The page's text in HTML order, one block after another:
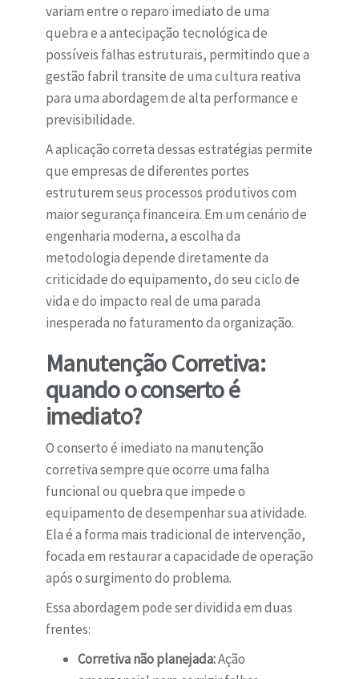
variam entre o reparo imediato de uma
quebra e a antecipação tecnológica de
possíveis falhas estruturais, permitindo que a
gestão fabril transite de uma cultura reativa
para uma abordagem de alta performance e
previsibilidade.
A aplicação correta dessas estratégias permite
que empresas de diferentes portes
estruturem seus processos produtivos com
maior segurança financeira. Em um cenário de
engenharia moderna, a escolha da
metodologia depende diretamente da
criticidade do equipamento, do seu ciclo de
vida e do impacto real de uma parada
inesperada no faturamento da organização.
Manutenção Corretiva:
quando o conserto é
imediato?
O conserto é imediato na manutenção
corretiva sempre que ocorre uma falha
funcional ou quebra que impede o
equipamento de desempenhar sua atividade.
Ela é a forma mais tradicional de intervenção,
focada em restaurar a capacidade de operação
após o surgimento do problema.
Essa abordagem pode ser dividida em duas
frentes:
Corretiva não planejada:Ação